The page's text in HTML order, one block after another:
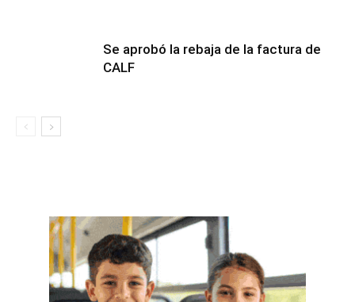
Se aprobó la rebaja de la factura de
CALF